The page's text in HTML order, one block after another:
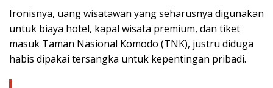
Ironisnya, uang wisatawan yang seharusnya digunakan
untuk biaya hotel, kapal wisata premium, dan tiket
masuk Taman Nasional Komodo (TNK), justru diduga
habis dipakai tersangka untuk kepentingan pribadi.